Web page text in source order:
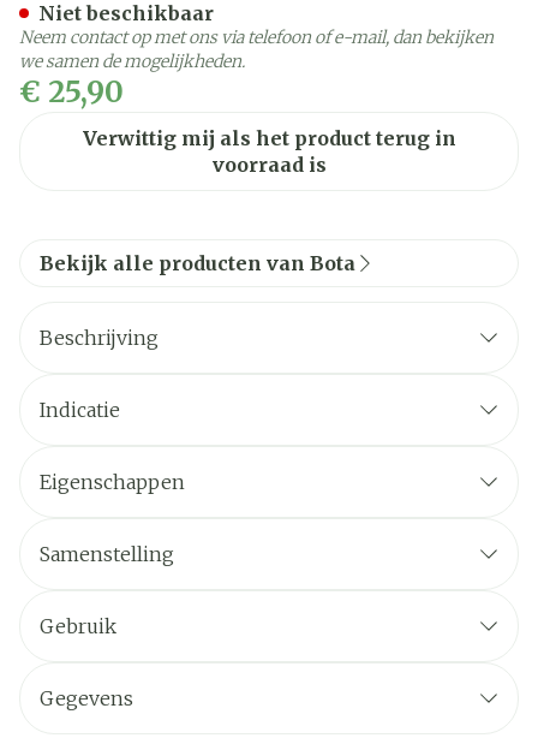
€ 25,90
Verwittig mij als het product terug in
voorraad is
Niet beschikbaar
Neem contact op met ons via telefoon of e-mail, dan bekijken
we samen de mogelijkheden.
Bekijk alle producten van Bota
Beschrijving
Indicatie
Eigenschappen
Samenstelling
Gebruik
Gegevens